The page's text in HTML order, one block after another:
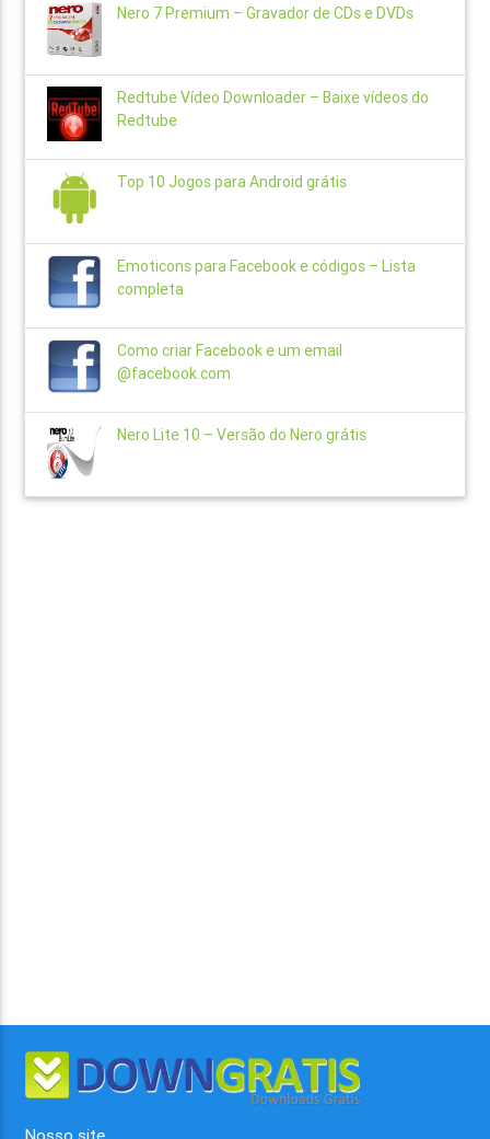
Nero 7 Premium – Gravador de CDs e DVDs
Redtube Vídeo Downloader – Baixe vídeos do
Redtube
Top 10 Jogos para Android grátis
Emoticons para Facebook e códigos – Lista
completa
Como criar Facebook e um email
@facebook.com
Nero Lite 10 – Versão do Nero grátis